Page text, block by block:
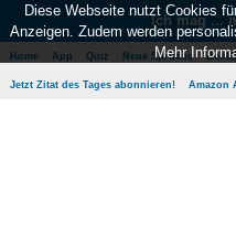
Ich mag ...
Home App Quiz Neue Sprüche
Jetzt Zitat des Tages abonnieren! Amazon
Diese Webseite nutzt Cookies
Anzeigen. Zudem werden
Mehr